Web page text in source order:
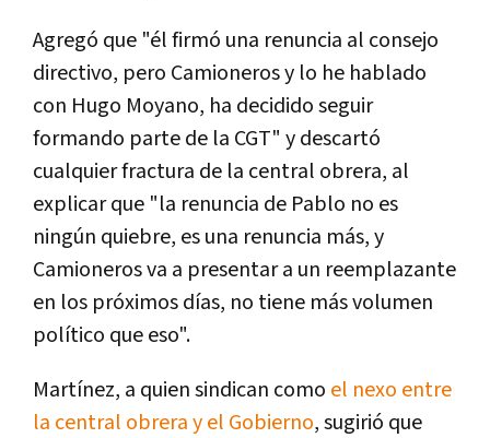
Agregó que "él firmó una renuncia al consejo
directivo, pero Camioneros y lo he hablado
con Hugo Moyano, ha decidido seguir
formando parte de la CGT" y descartó
cualquier fractura de la central obrera, al
explicar que "la renuncia de Pablo no es
ningún quiebre, es una renuncia más, y
Camioneros va a presentar a un reemplazante
en los próximos días, no tiene más volumen
político que eso".
Martínez, a quien sindican como el nexo entre
la central obrera y el Gobierno, sugirió que